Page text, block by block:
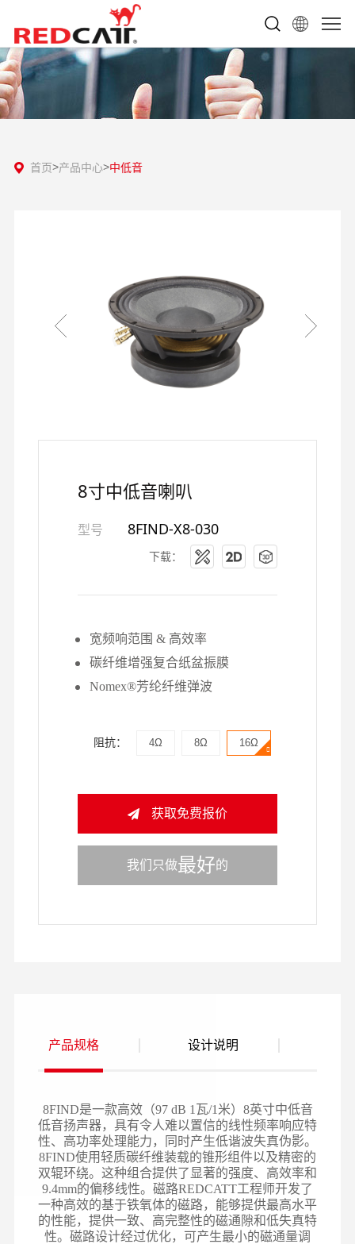
首页>产品中心>中低音
8寸中低音喇叭
型号 8FIND-X8-030
下载：
宽频响范围 & 高效率
碳纤维增强复合纸盆振膜
Nomex®芳纶纤维弹波
阻抗： 4Ω 8Ω 16Ω
获取免费报价
我们只做最好的
产品规格 设计说明
8FIND是一款高效（97 dB 1瓦/1米）8英寸中低音
低音扬声器，具有令人难以置信的线性频率响应特
性、高功率处理能力，同时产生低谐波失真伪影。
8FIND使用轻质碳纤维装载的锥形组件以及精密的
双辊环绕。这种组合提供了显著的强度、高效率和
9.4mm的偏移线性。磁路REDCATT工程师开发了
一种高效的基于铁氧体的磁路，能够提供最高水平
的性能，提供一致、高完整性的磁通隙和低失真特
性。磁路设计经过优化，可产生最小的磁通量调